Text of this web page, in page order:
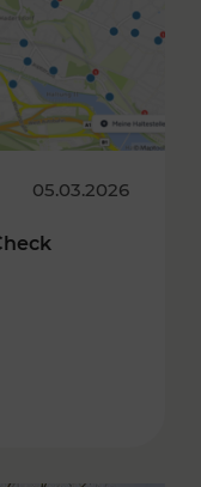
05.03.2026